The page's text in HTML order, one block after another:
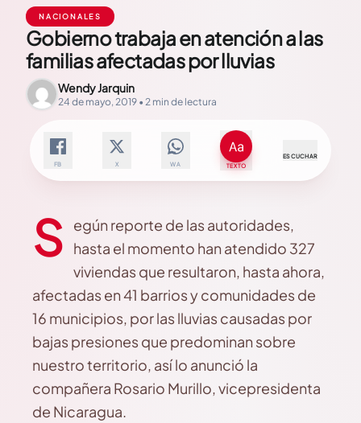
NACIONALES
Gobierno trabaja en atención a las
familias afectadas por lluvias
Wendy Jarquin
24 de mayo, 2019 • 2 min de lectura
FB X WA TEXTO
ESCUCHAR
S
egún reporte de las autoridades,
hasta el momento han atendido 327
viviendas que resultaron, hasta ahora,
afectadas en 41 barrios y comunidades de
16 municipios, por las lluvias causadas por
bajas presiones que predominan sobre
nuestro territorio, así lo anunció la
compañera Rosario Murillo, vicepresidenta
de Nicaragua.